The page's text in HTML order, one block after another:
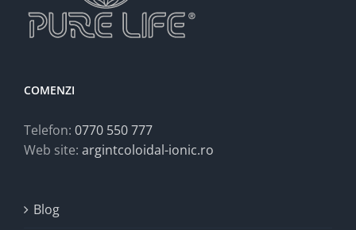
COMENZI
Telefon: 0770 550 777
Web site: argintcoloidal-ionic.ro
Blog